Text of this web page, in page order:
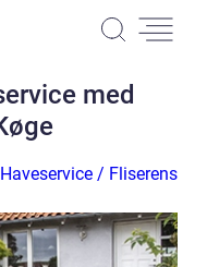
med
Haveservice / Fliserens